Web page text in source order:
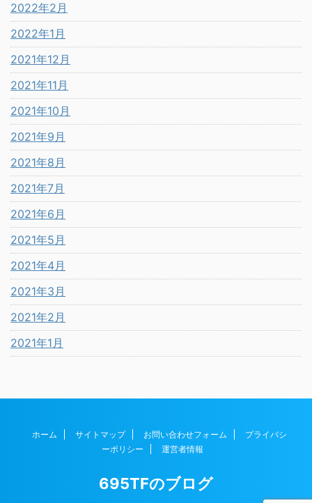
2022年2月
2022年1月
2021年12月
2021年11月
2021年10月
2021年9月
2021年8月
2021年7月
2021年6月
2021年5月
2021年4月
2021年3月
2021年2月
2021年1月
ホーム サイトマップ お問い合わせフォーム
プライバシ
ーポリシー
運営者情報
695TFのブログ